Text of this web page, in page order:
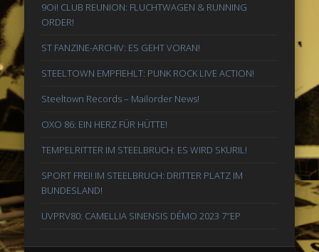
9Oi! CLUB REUNION: FLUCHTWAGEN & RUNNING
ORDER!
ST FANZINE-ARCHIV: ES GEHT VORAN!
STEELTOWN EMPFIEHLT: PUNK ROCK LIVE ACTION!
Steeltown Records – Mailorder News!
OXO 86: EIN HERZ FÜR HÜTTE!
TEMPELRITTER IM STEELBRUCH: ES WIRD SKURIL!
SPORT FREI! IM STEELBRUCH: DRITTER PLATZ IM
BUNDESLAND!
UVPRV80: CAMELLIA SINENSIS DÉMO 2023 7″EP